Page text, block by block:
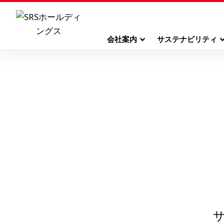
会社案内 サステナビリティ